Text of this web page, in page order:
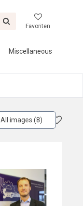
Favoriten
Miscellaneous
All images (8)